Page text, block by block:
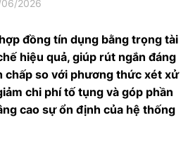
2026
đồng tín dụng bằng trọng tài
hiệu quả, giúp rút ngắn đáng
chấp so với phương thức xét xử
chi phí tố tụng và góp phần
cao sự ổn định của hệ thống